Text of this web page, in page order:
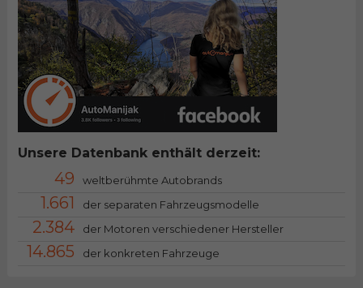
Unsere Datenbank enthält derzeit:
49 weltberühmte Autobrands
1.661 der separaten Fahrzeugsmodelle
2.384 der Motoren verschiedener Hersteller
14.865 der konkreten Fahrzeuge